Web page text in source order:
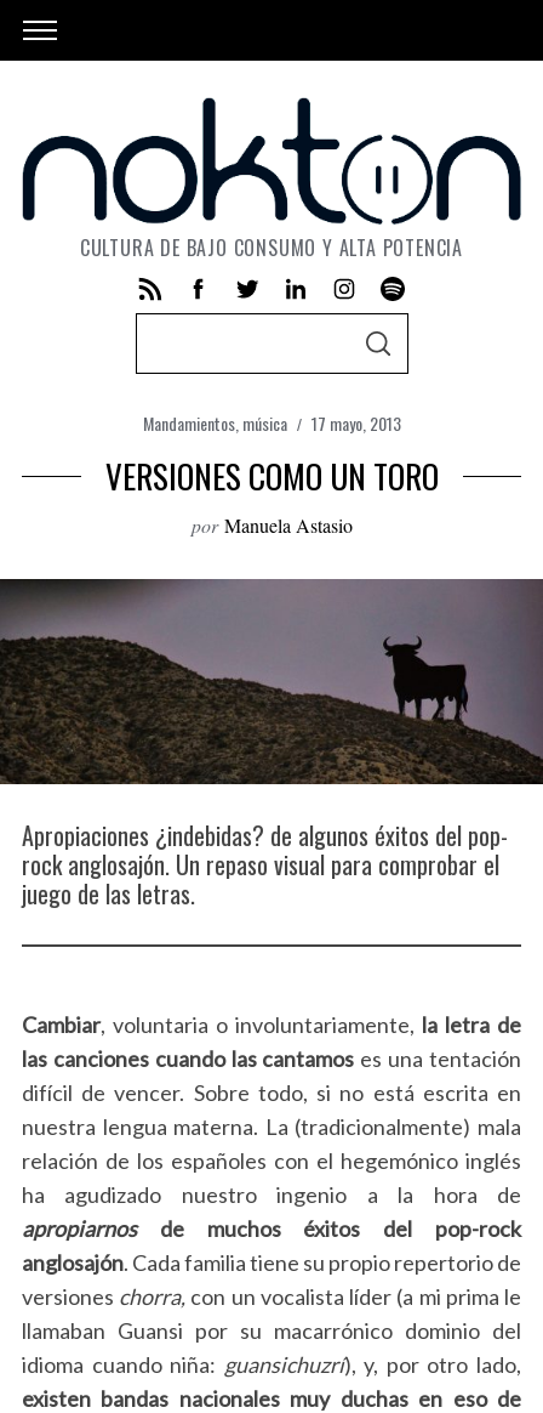
CULTURA DE BAJO CONSUMO Y ALTA POTENCIA
c
h
r
:
S
C
H
Mandamientos,música 17 mayo, 2013
VERSIONES COMO UN TORO
por Manuela Astasio
Apropiaciones ¿indebidas? de algunos éxitos del pop-
rock anglosajón. Un repaso visual para comprobar el
juego de las letras.
Cambiar, voluntaria o involuntariamente, la letra de
las canciones cuando las cantamos es una tentación
difícil de vencer. Sobre todo, si no está escrita en
nuestra lengua materna. La (tradicionalmente) mala
relación de los españoles con el hegemónico inglés
ha agudizado nuestro ingenio a la hora de
apropiarnosde muchos éxitos del pop-rock
anglosajón. Cada familia tiene su propio repertorio de
versiones chorra, con un vocalista líder (a mi prima le
llamaban Guansi por su macarrónico dominio del
idioma cuando niña: guansichuzrí), y, por otro lado,
existen bandas nacionales muy duchas en eso de